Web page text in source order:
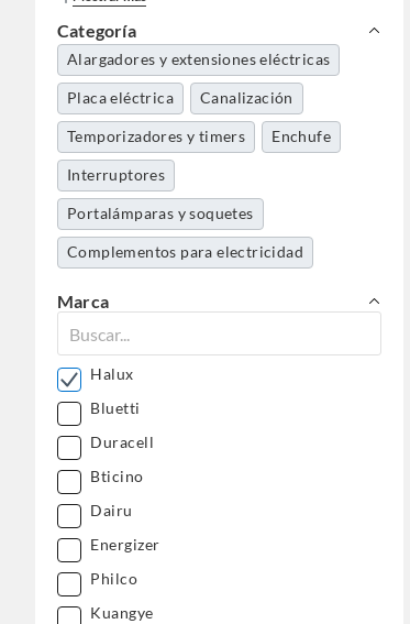
Categoría
Alargadores y extensiones eléctricas
Placa eléctrica Canalización
Temporizadores y timers Enchufe
Interruptores
Portalámparas y soquetes
Complementos para electricidad
Marca
Halux
Bluetti
Duracell
Bticino
Dairu
Energizer
Philco
Kuangye